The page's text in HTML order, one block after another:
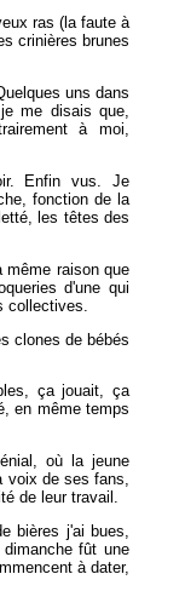
ras (la faute à
crinières brunes
uns dans
me disais que,
à moi,
Enfin vus. Je
fonction de la
les têtes des
même raison que
d'une qui
collectives.
clones de bébés
ça jouait, ça
en même temps
où la jeune
voix de ses fans,
de leur travail.
bières j'ai bues,
fût une
à dater,